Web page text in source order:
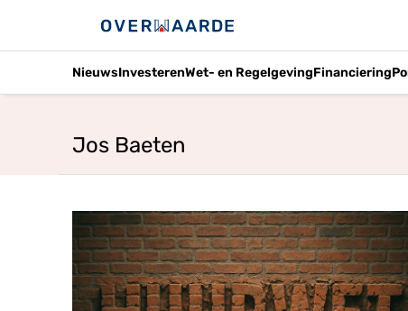
NieuwsInvesterenWet- en RegelgevingFinanciering
Jos Baeten